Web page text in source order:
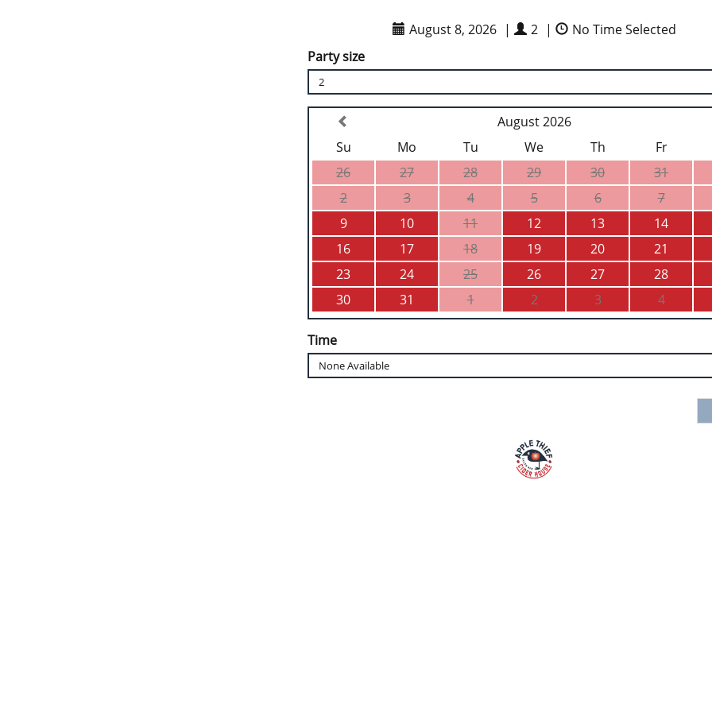
August 8, 2026 | 2 |
No Time Selected
Party size
2
August 2026
Su
Mo Tu We Th
Fr
26
27 28 29 30
31
2
3 4 5 6
7
9
10 11 12 13
14
16
17 18 19 20
21
23
24 25 26 27
28
30
31 1 2 3 4
Time
None Available